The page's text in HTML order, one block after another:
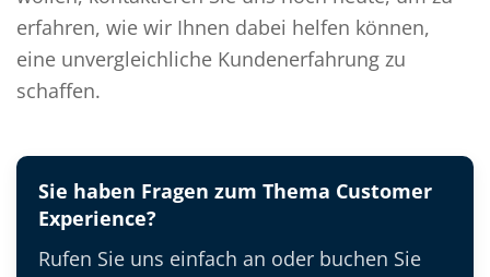
erfahren, wie wir Ihnen dabei helfen können,
eine unvergleichliche Kundenerfahrung zu
schaffen.
Sie haben Fragen zum Thema Customer
Experience?
Rufen Sie uns einfach an oder buchen Sie